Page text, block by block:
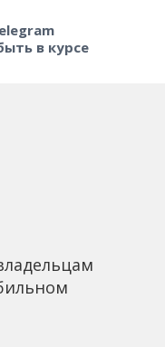
в курсе